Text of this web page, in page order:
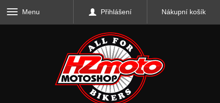
Menu Přihlášení Nákupní košík